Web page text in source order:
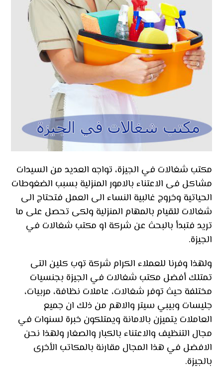
مكتب شغالات في الجيزة، تواجه العديد من السيدات
مشاكل فى الاعتناء بالامور المنزلية بسبب الضغوطات
الحياتية وخروج غالبية النساء الى العمل فتحتاج الى
شغالات للقيام بالمهام المنزلية ولكى تحصل على ما
تريد فتبدأ بالبحث عن شركة او مكتب شغالات في
الجيزة.
ولهذا وفرنا للعملاء الكرام شركة توب كلين التى
تمتلك أفضل مكتب شغالات في الجيزة بجنسيات
مختلفة حيث توفر شغالات، عاملات نظافة، مربيات،
جليسات وبيبي سيتر والاهم من ذلك ان جميع
العاملات يتميزن بالامانة ويمتلكون خبرة لسنوات في
مجال التنظيف والاعتناء بالكبار والصغار ولهذا نحن
الافضل في هذا المجال مقارنة بالمكاتب الأخرى
بالجيزة.